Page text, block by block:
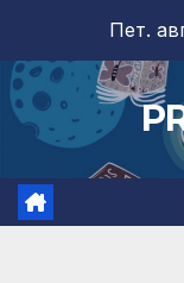
content
Пет.